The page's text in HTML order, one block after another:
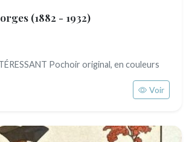
(1882 - 1932)
Pochoir original, en couleurs
Voir